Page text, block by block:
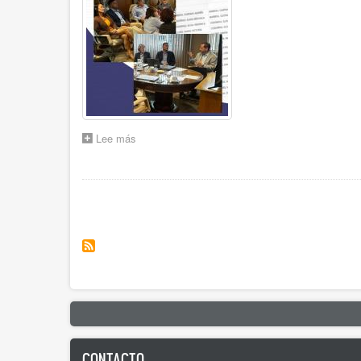
Lee más
Y